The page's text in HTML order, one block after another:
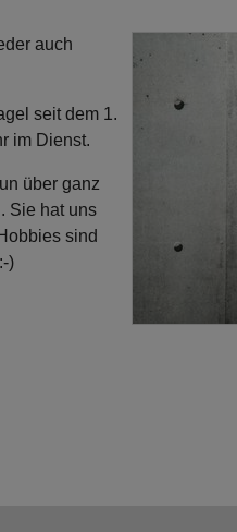
auch
seit dem 1.
im Dienst.
über ganz
Sie hat uns
sind
)